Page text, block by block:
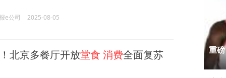
e公司 2025-08-05
北京多餐厅开放堂食 消费全面复苏
1
重